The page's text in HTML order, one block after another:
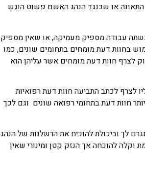
התאונה או שכנגד הנהג האשם פשוט הוגש
עבודה מספיק מעמיקה, או שאין מספיק
בחוות דעת מומחים בתחומים שונים, כמו
לצרף חוות דעת מומחים אשר עליהן הוא
לצרף לכתב התביעה חוות דעת רפואיות
חוות דעת בתחומי רפואה שונים וגם לכך
לך וביכולת להוכיח את הרשלנות של הנהג
וקלה להוכחה אך הנזק קטן ומינורי שאין